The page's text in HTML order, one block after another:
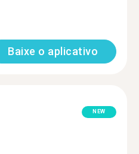
Baixe o aplicativo
NEW